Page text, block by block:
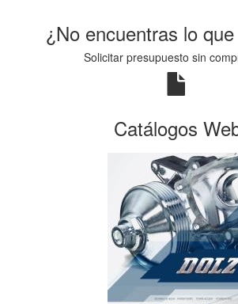
¿No encuentras lo
Solicitar presupuesto sin
Catálogos